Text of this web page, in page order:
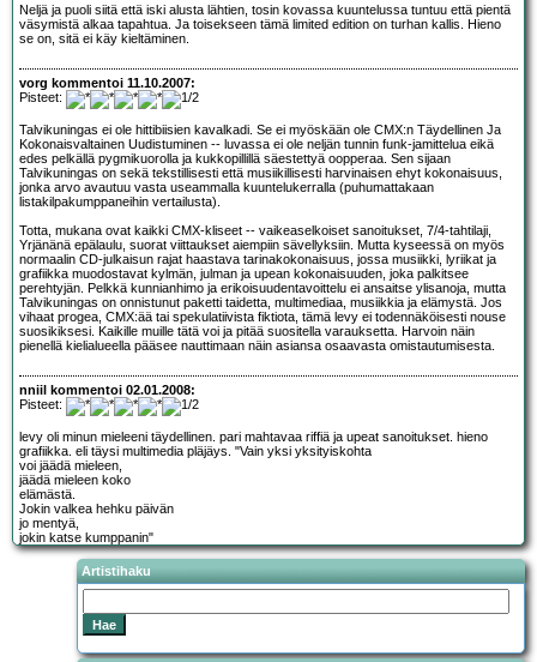
Neljä ja puoli siitä että iski alusta lähtien, tosin kovassa kuuntelussa tuntuu että pientä
väsymistä alkaa tapahtua. Ja toisekseen tämä limited edition on turhan kallis. Hieno
se on, sitä ei käy kieltäminen.
vorg kommentoi 11.10.2007:
Pisteet:
Talvikuningas ei ole hittibiisien kavalkadi. Se ei myöskään ole CMX:n Täydellinen Ja
Kokonaisvaltainen Uudistuminen -- luvassa ei ole neljän tunnin funk-jamittelua eikä
edes pelkällä pygmikuorolla ja kukkopillillä säestettyä oopperaa. Sen sijaan
Talvikuningas on sekä tekstillisesti että musiikillisesti harvinaisen ehyt kokonaisuus,
jonka arvo avautuu vasta useammalla kuuntelukerralla (puhumattakaan
listakilpakumppaneihin vertailusta).
Totta, mukana ovat kaikki CMX-kliseet -- vaikeaselkoiset sanoitukset, 7/4-tahtilaji,
Yrjänänä epälaulu, suorat viittaukset aiempiin sävellyksiin. Mutta kyseessä on myös
normaalin CD-julkaisun rajat haastava tarinakokonaisuus, jossa musiikki, lyriikat ja
grafiikka muodostavat kylmän, julman ja upean kokonaisuuden, joka palkitsee
perehtyjän. Pelkkä kunnianhimo ja erikoisuudentavoittelu ei ansaitse ylisanoja, mutta
Talvikuningas on onnistunut paketti taidetta, multimediaa, musiikkia ja elämystä. Jos
vihaat progea, CMX:ää tai spekulatiivista fiktiota, tämä levy ei todennäköisesti nouse
suosikiksesi. Kaikille muille tätä voi ja pitää suositella varauksetta. Harvoin näin
pienellä kielialueella pääsee nauttimaan näin asiansa osaavasta omistautumisesta.
nniil kommentoi 02.01.2008:
Pisteet:
levy oli minun mieleeni täydellinen. pari mahtavaa riffiä ja upeat sanoitukset. hieno
grafiikka. eli täysi multimedia pläjäys. "Vain yksi yksityiskohta
voi jäädä mieleen,
jäädä mieleen koko
elämästä.
Jokin valkea hehku päivän
jo mentyä,
jokin katse kumppanin"
Artistihaku